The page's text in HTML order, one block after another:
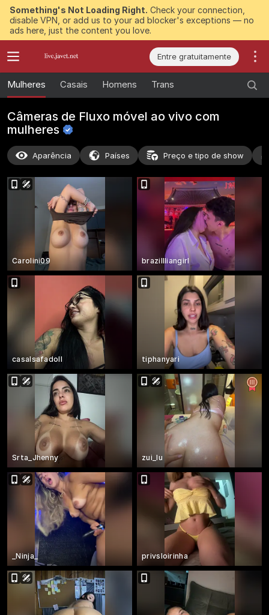
Something's Not Loading Right. Check your connection,
disable VPN, or add us to your ad blocker's exceptions — no
ads here, just the content you love.
Entre gratuitamente
Mulheres Casais Homens Trans
Câmeras de Fluxo móvel ao vivo com
mulheres
Aparência Países Preço e tipo de show
Carolini09 brazillliangirl
casalsafadoll tiphanyari
Srta_Jhenny zui_lu
_Ninja_ privsloirinha